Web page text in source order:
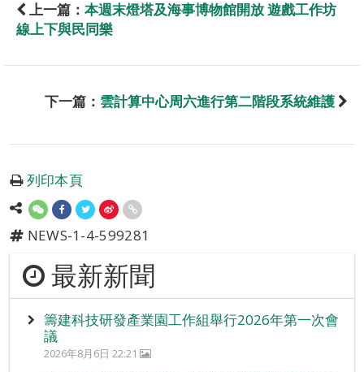
上一篇： 本週末燈塔及海事博物館開放 遊戲工作坊
線上下與民同樂
下一篇： 雲計算中心周六進行第二階段系統維護
列印本頁
NEWS-1-4-599281
最新新聞
籌建科技研發產業園工作組舉行2026年第一次會
議
2026年8月6日 22:21